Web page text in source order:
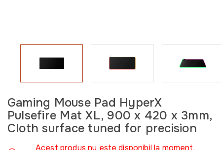
Gaming Mouse Pad HyperX
Pulsefire Mat XL, 900 x 420 x 3mm,
Cloth surface tuned for precision
Acest produs nu este disponibil la moment,